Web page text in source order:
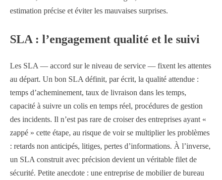
estimation précise et éviter les mauvaises surprises.
SLA : l’engagement qualité et le suivi
Les SLA — accord sur le niveau de service — fixent les attentes
au départ. Un bon SLA définit, par écrit, la qualité attendue :
temps d’acheminement, taux de livraison dans les temps,
capacité à suivre un colis en temps réel, procédures de gestion
des incidents. Il n’est pas rare de croiser des entreprises ayant «
zappé » cette étape, au risque de voir se multiplier les problèmes
: retards non anticipés, litiges, pertes d’informations. À l’inverse,
un SLA construit avec précision devient un véritable filet de
sécurité. Petite anecdote : une entreprise de mobilier de bureau